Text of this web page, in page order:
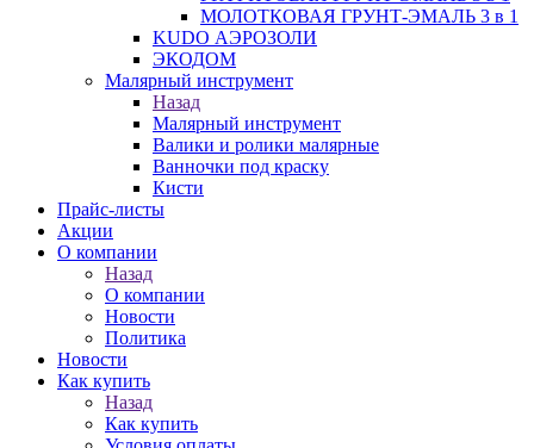
МОЛОТКОВАЯ ГРУНТ-ЭМАЛЬ 3 в 1
KUDO АЭРОЗОЛИ
ЭКОДОМ
Малярный инструмент
Назад
Малярный инструмент
Валики и ролики малярные
Ванночки под краску
Кисти
Прайс-листы
Акции
О компании
Назад
О компании
Новости
Политика
Новости
Как купить
Назад
Как купить